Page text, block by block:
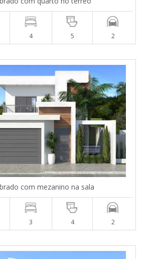
4 5 2
com mezanino na sala
3 4 2